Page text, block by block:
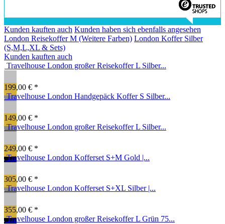
Kunden kauften auch Kunden haben sich ebenfalls angesehen
London Reisekoffer M (Weitere Farben) London Koffer Silber
(S,M,L,XL & Sets)
Kunden kauften auch
Travelhouse London großer Reisekoffer L Silber...
199,00 € *
Travelhouse London Handgepäck Koffer S Silber...
149,00 € *
Travelhouse London großer Reisekoffer L Silber...
249,00 € *
Travelhouse London Kofferset S+M Gold |...
305,00 € *
Travelhouse London Kofferset S+XL Silber |...
355,00 € *
Travelhouse London großer Reisekoffer L Grün 75...